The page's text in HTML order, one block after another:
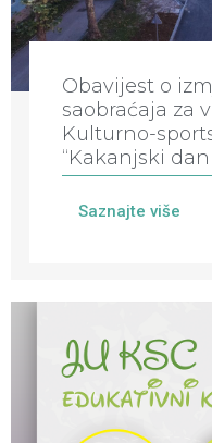
Obavijest o
saobraćaja za
Kulturno-
“Kakanjski
Saznajte više